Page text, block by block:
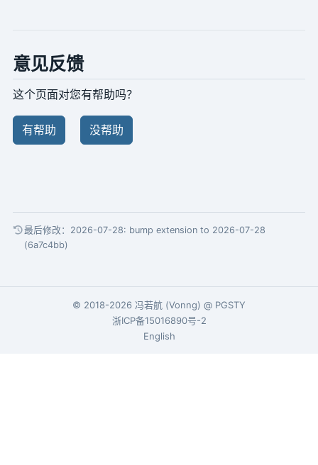
意见反馈
这个页面对您有帮助吗？
有帮助 没帮助
最后修改：2026-07-28: bump extension to 2026-07-28
(6a7c4bb)
© 2018-2026 冯若航 (Vonng) @ PGSTY
浙ICP备15016890号-2
English